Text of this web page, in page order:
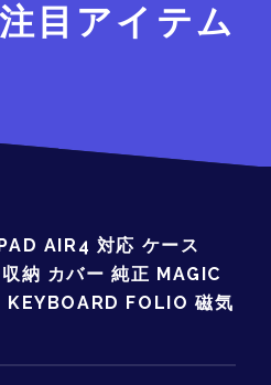
注目アイテム
AIR4 対応 ケース
納 カバー 純正 MAGIC
KEYBOARD FOLIO 磁気